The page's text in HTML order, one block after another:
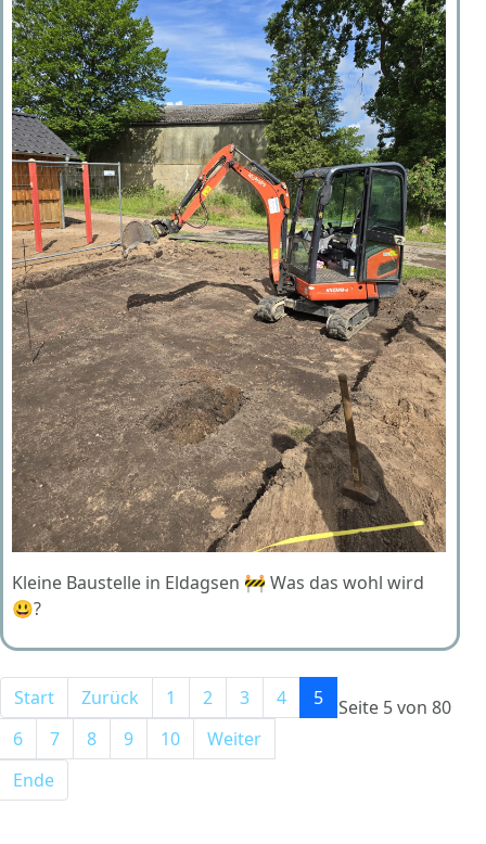
Kleine Baustelle in Eldagsen 🚧 Was das wohl wird
😃?
Seite 5 von 80
Start Zurück 1 2 3 4
5
6
7 8 9 10
Weiter
Ende